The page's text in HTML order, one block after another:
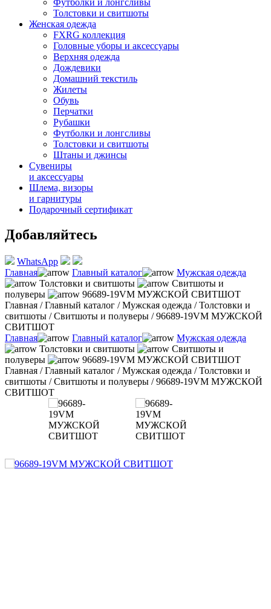
Толстовки и свитшоты
Женская одежда
FXRG коллекция
Головные уборы и аксессуары
Верхняя одежда
Дождевики
Домашний текстиль
Жилеты
Обувь
Перчатки
Рубашки
Футболки и лонгсливы
Толстовки и свитшоты
Штаны и джинсы
Сувениры
и аксессуары
Шлема, визоры
и гарнитуры
Подарочный сертификат
Добавляйтесь
WhatsApp
Главная
Главный каталог
Мужская одежда
Толстовки и свитшоты
Свитшоты и
полуверы
96689-19VM МУЖСКОЙ СВИТШОТ
Главная /Главный каталог /Мужская одежда /Толстовки и
свитшоты /Свитшоты и полуверы /96689-19VM МУЖСКОЙ
СВИТШОТ
Главная
Главный каталог
Мужская одежда
Толстовки и свитшоты
Свитшоты и
полуверы
96689-19VM МУЖСКОЙ СВИТШОТ
Главная /Главный каталог /Мужская одежда /Толстовки и
свитшоты /Свитшоты и полуверы /96689-19VM МУЖСКОЙ
СВИТШОТ